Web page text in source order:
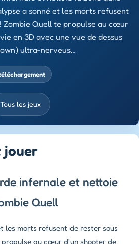
a sonné et les morts refusent
Zombie Quell te propulse au cœur
en 3D avec une vue de dessus
ultra-nerveus…
Tous les jeux
jouer
infernale et nettoie
Quell
les morts refusent de rester sous
au cœur d'un shooter de